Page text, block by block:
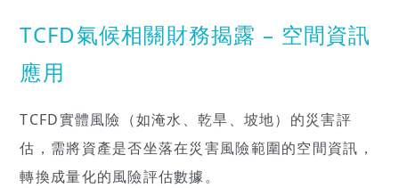
TCFD氣候相關財務揭露 – 空間資訊
應用
TCFD實體風險（如淹水、乾旱、坡地）的災害評
估，需將資產是否坐落在災害風險範圍的空間資訊，
轉換成量化的風險評估數據。